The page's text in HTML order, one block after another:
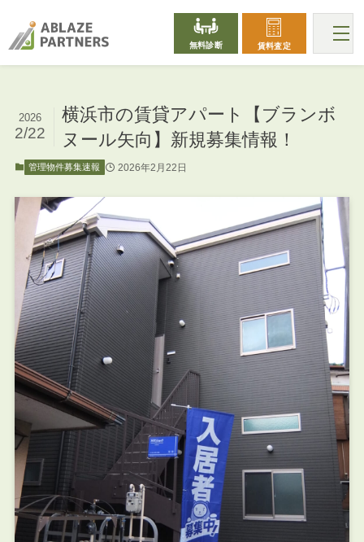
無料診断 賃料査定
横浜市の賃貸アパート【ブランボ
ヌール矢向】新規募集情報！
2026
2/22
管理物件募集速報 2026年2月22日